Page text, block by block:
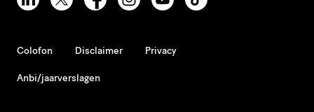
Colofon Disclaimer Privacy
Anbi/jaarverslagen